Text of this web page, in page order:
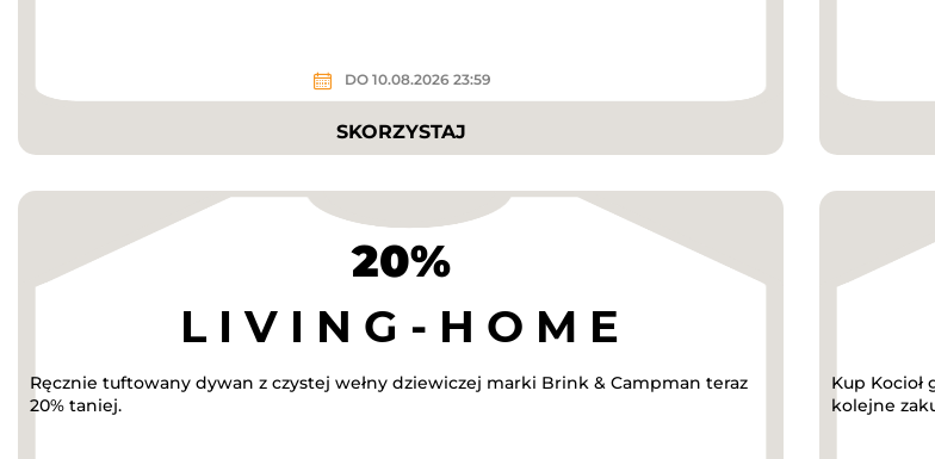
DO 10.08.2026 23:59
SKORZYSTAJ
20%
Ręcznie tuftowany dywan z czystej wełny dziewiczej marki Brink & Campman teraz
20% taniej.
Kup Kocioł
kolejne